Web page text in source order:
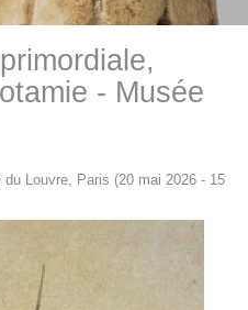
- Musée
Louvre, Paris (20 mai 2026 - 15